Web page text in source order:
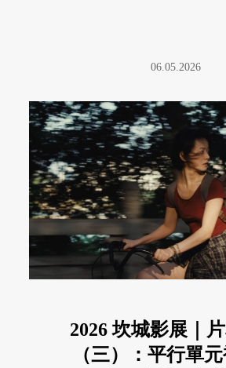
06.05.2026
2026 坎城影展｜
（三）：平行單